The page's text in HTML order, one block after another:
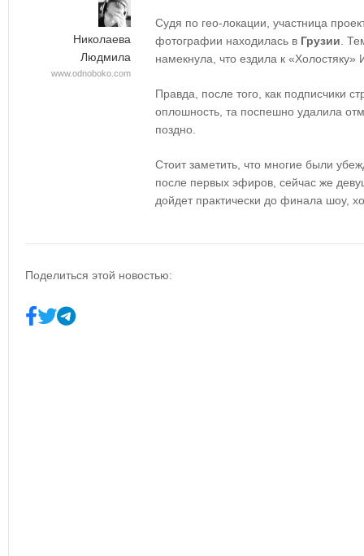
Николаева
Людмила
www.odnoboko.com
Судя по гео-локации, участница
фотографии находилась в Грузии .
намекнула, что ездила к «Холостяку»
Правда, после того, как подписчики
оплошность, та поспешно удалила
поздно.
Стоит заметить, что многие были
после первых эфиров, сейчас же
дойдет практически до финала шоу,
Поделиться этой новостью: